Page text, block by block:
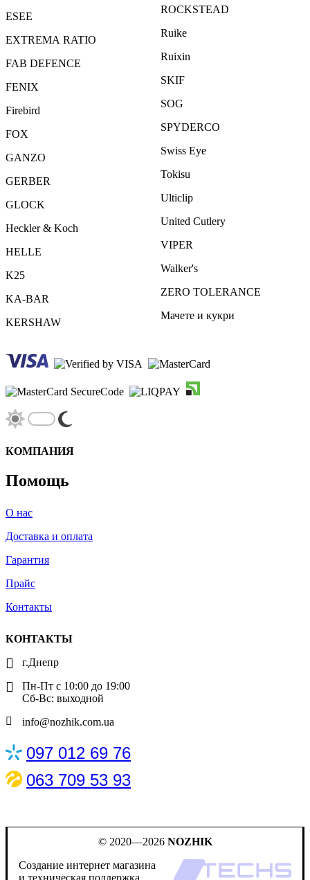
КОНТАКТЫ
г.Днепр
Пн-Пт с 10:00 до 19:00
Сб-Вс: выходной
info@nozhik.com.ua
097 012 69 76
063 709 53 93
КОМПАНИЯ
Помощь
О нас
Доставка и оплата
Гарантия
Прайс
Контакты
ESEE
EXTREMA RATIO
FAB DEFENCE
FENIX
Firebird
FOX
GANZO
GERBER
GLOCK
Heckler & Koch
HELLE
K25
KA-BAR
KERSHAW
ROCKSTEAD
Ruike
Ruixin
SKIF
SOG
SPYDERCO
Swiss Eye
Tokisu
Ulticlip
United Cutlery
VIPER
Walker's
ZERO TOLERANCE
Мачете и кукри
© 2020—2026 NOZHIK
Создание интернет магазина
и техническая поддержка